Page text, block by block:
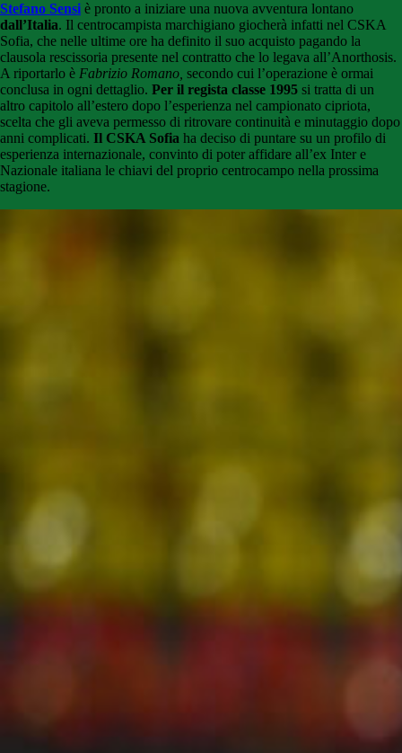
Stefano Sensi è pronto a iniziare una nuova avventura lontano
dall’Italia. Il centrocampista marchigiano giocherà infatti nel CSKA
Sofia, che nelle ultime ore ha definito il suo acquisto pagando la
clausola rescissoria presente nel contratto che lo legava all’Anorthosis.
A riportarlo è Fabrizio Romano, secondo cui l’operazione è ormai
conclusa in ogni dettaglio. Per il regista classe 1995 si tratta di un
altro capitolo all’estero dopo l’esperienza nel campionato cipriota,
scelta che gli aveva permesso di ritrovare continuità e minutaggio dopo
anni complicati. Il CSKA Sofia ha deciso di puntare su un profilo di
esperienza internazionale, convinto di poter affidare all’ex Inter e
Nazionale italiana le chiavi del proprio centrocampo nella prossima
stagione.